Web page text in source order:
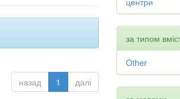
назад 1 далі
за типом
Other